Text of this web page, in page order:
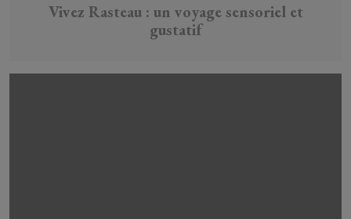
Vivez Rasteau : un voyage sensoriel et
gustatif